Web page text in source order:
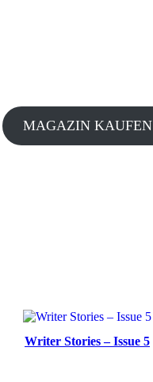
MAGAZIN KAUFEN
Writer Stories – Issue 5